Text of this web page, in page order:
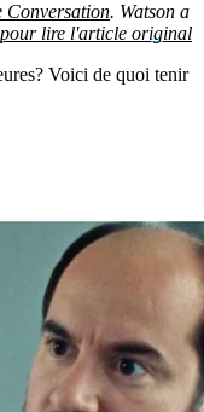
Conversation. Watson a
lire l'article original
Voici de quoi tenir